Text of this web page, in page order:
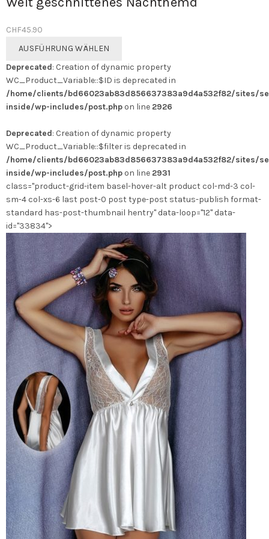
CHF45.90
AUSFÜHRUNG WÄHLEN
weist
mehrere
Varianten
auf.
Optionen
können
auf
der
Produktseite
gewählt
werden
Deprecated: Creation of dynamic property
WC_Product_Variable::$ID is deprecated in
/home/clients/bd66023ab83d856637383a9d4a532f82/sites/
inside/wp-includes/post.php on line 2926
Deprecated: Creation of dynamic property
WC_Product_Variable::$filter is deprecated in
/home/clients/bd66023ab83d856637383a9d4a532f82/sites/
inside/wp-includes/post.php on line 2931
class="product-grid-item basel-hover-alt product col-md-3 col-
sm-4 col-xs-6 last post-0 post type-post status-publish format-
standard has-post-thumbnail hentry" data-loop="12" data-
id="33834">